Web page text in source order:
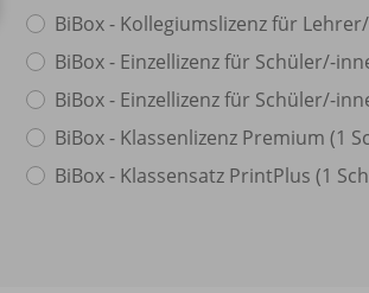
BiBox - Kollegiumslizenz für Lehrer/
BiBox - Einzellizenz für Schüler/-
BiBox - Einzellizenz für Schüler/-
BiBox - Klassenlizenz Premium (1
BiBox - Klassensatz PrintPlus (1